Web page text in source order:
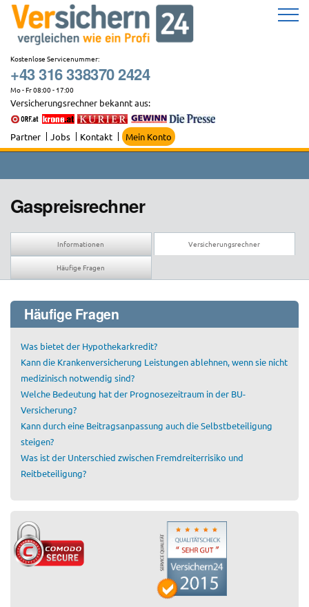
Zum
Inhalt
springen
Kostenlose Servicenummer:
+43 316 338370 2424
Mo - Fr 08:00 - 17:00
Versicherungsrechner bekannt aus:
Partner Jobs Kontakt Mein Konto
Gaspreisrechner
Informationen Versicherungsrechner
Häufige Fragen
Häufige Fragen
Was bietet der Hypothekarkredit?
Kann die Krankenversicherung Leistungen ablehnen, wenn sie nicht
medizinisch notwendig sind?
Welche Bedeutung hat der Prognosezeitraum in der BU-
Versicherung?
Kann durch eine Beitragsanpassung auch die Selbstbeteiligung
steigen?
Was ist der Unterschied zwischen Fremdreiterrisiko und
Reitbeteiligung?